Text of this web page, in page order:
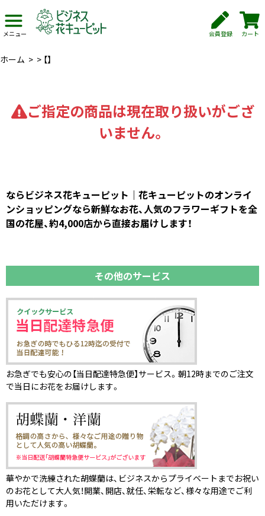
メニュー 会員登録 カート
ホーム > > 【】
ご指定の商品は現在取り扱いがござ
いません。
ならビジネス花キューピット｜花キューピットのオンライ
ンショッピングなら新鮮なお花、人気のフラワーギフトを全
国の花屋、約4,000店から直接お届けします！
その他のサービス
お急ぎでも安心の【当日配達特急便】サービス。朝12時までのご注文
で当日にお花をお届けします。
華やかで洗練された胡蝶蘭は、ビジネスからプライベートまでお祝い
のお花として大人気！開業、開店、就任、栄転など、様々な用途でご利
用いただけます。